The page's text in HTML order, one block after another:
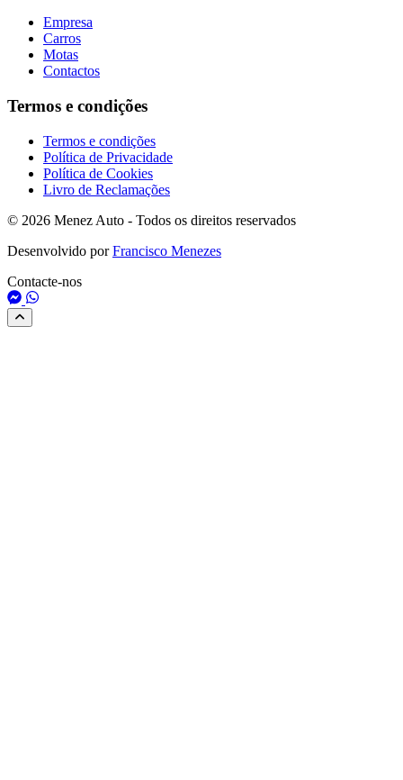
Empresa
Carros
Motas
Contactos
Termos e condições
Termos e condições
Política de Privacidade
Política de Cookies
Livro de Reclamações
© 2026 Menez Auto - Todos os direitos reservados
Desenvolvido porFrancisco Menezes
Contacte-nos